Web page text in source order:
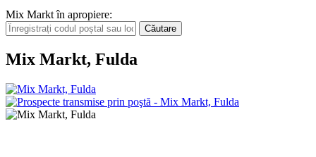
Mix Markt în apropiere:
Mix Markt, Fulda